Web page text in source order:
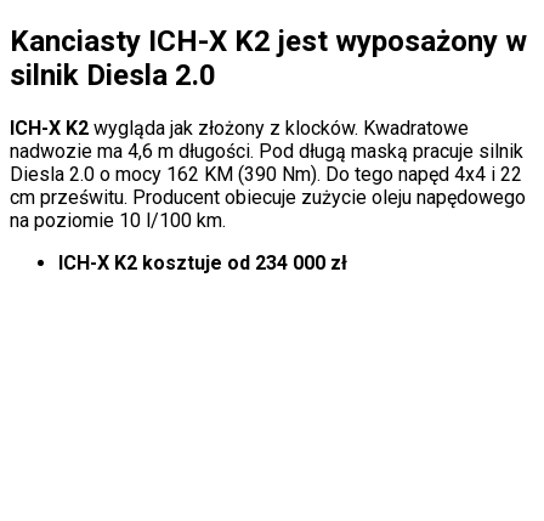
Kanciasty ICH-X K2 jest wyposażony w
silnik Diesla 2.0
ICH-X K2 wygląda jak złożony z klocków. Kwadratowe
nadwozie ma 4,6 m długości. Pod długą maską pracuje silnik
Diesla 2.0 o mocy 162 KM (390 Nm). Do tego napęd 4x4 i 22
cm prześwitu. Producent obiecuje zużycie oleju napędowego
na poziomie 10 l/100 km.
ICH-X K2 kosztuje od 234 000 zł